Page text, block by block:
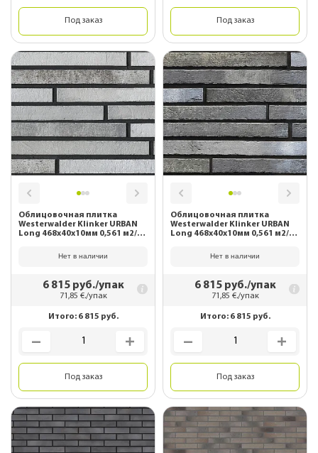
Под заказ Под заказ
Облицовочная плитка
Westerwalder Klinker URBAN
Long 468х40х10мм 0,561 м2/
Нет в наличии
6 815руб./упак
71,85 €./упак
Итого: 6 815 руб.
Под заказ
Облицовочная плитка
Westerwalder Klinker URBAN
Long 468х40х10мм 0,561 м2/
Нет в наличии
6 815руб./упак
71,85 €./упак
Итого: 6 815 руб.
Под заказ